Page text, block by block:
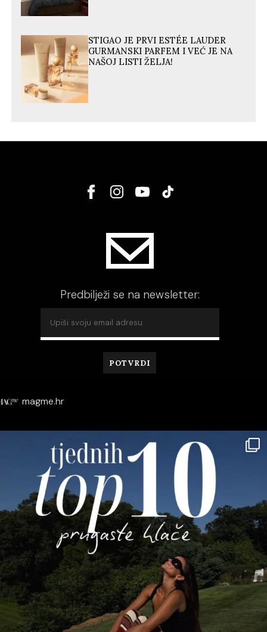
STIGAO JE PRVI ESTÉE LAUDER
GURMANSKI PARFEM I VEĆ JE NA
NAŠOJ LISTI ŽELJA!
Predbilježi se na newsletter:
magme.hr